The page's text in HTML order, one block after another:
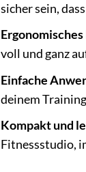
sicher sein,
Ergonomisches
voll und ganz
Einfache
deinem
Kompakt und
Fitnessstudio,